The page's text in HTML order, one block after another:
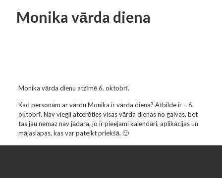
Monika vārda diena
Monika vārda dienu atzīmē 6. oktobrī.
Kad personām ar vārdu Monika ir vārda diena? Atbilde ir – 6.
oktobrī. Nav viegli atcerēties visas vārda dienas no galvas, bet
tas jau nemaz nav jādara, jo ir pieejami kalendāri, aplikācijas un
mājaslapas, kas var pateikt priekšā. 🙂